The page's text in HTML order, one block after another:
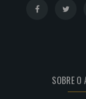
SOBRE O